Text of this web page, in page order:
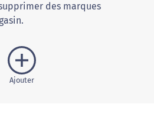
des marques
Ajouter